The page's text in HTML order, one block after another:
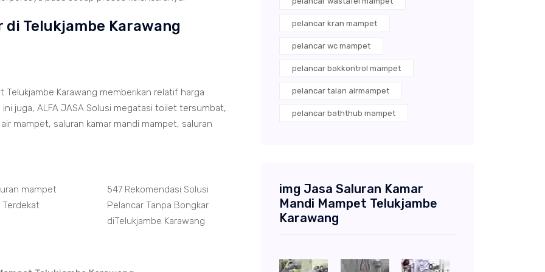
Telukjambe Karawang
Telukjambe Karawang memberikan relatif harga
juga, ALFA JASA Solusi megatasi toilet tersumbat,
mampet, saluran kamar mandi mampet, saluran
mampet
Terdekat
547 Rekomendasi Solusi
Pelancar Tanpa Bongkar
diTelukjambe Karawang
pelancar kran mampet
pelancar wc mampet
pelancar bakkontrol mampet
pelancar talan airmampet
pelancar baththub mampet
img Jasa Saluran Kamar
Mandi Mampet Telukjambe
Karawang